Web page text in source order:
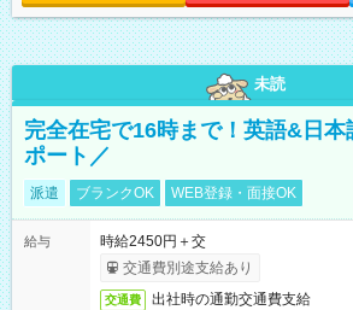
未読
完全在宅で16時まで！英語&日本
ポート／
派遣 ブランクOK WEB登録・面接OK
給与
時給2450円＋交
交通費別途支給あり
交通費 出社時の通勤交通費支給